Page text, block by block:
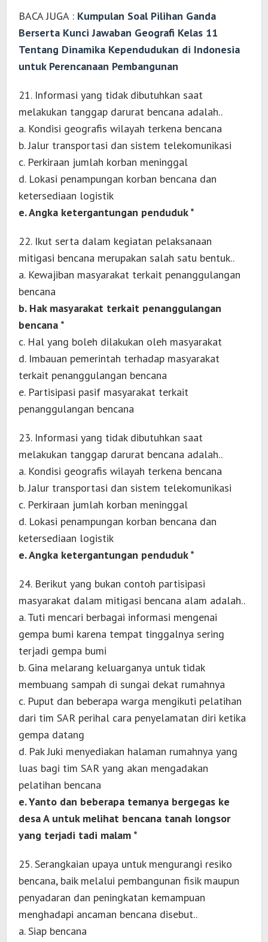
BACA JUGA : Kumpulan Soal Pilihan Ganda
Berserta Kunci Jawaban Geografi Kelas 11
Tentang Dinamika Kependudukan di Indonesia
untuk Perencanaan Pembangunan
21. Informasi yang tidak dibutuhkan saat
melakukan tanggap darurat bencana adalah..
a. Kondisi geografis wilayah terkena bencana
b. Jalur transportasi dan sistem telekomunikasi
c. Perkiraan jumlah korban meninggal
d. Lokasi penampungan korban bencana dan
ketersediaan logistik
e. Angka ketergantungan penduduk *
22. Ikut serta dalam kegiatan pelaksanaan
mitigasi bencana merupakan salah satu bentuk..
a. Kewajiban masyarakat terkait penanggulangan
bencana
b. Hak masyarakat terkait penanggulangan
bencana *
c. Hal yang boleh dilakukan oleh masyarakat
d. Imbauan pemerintah terhadap masyarakat
terkait penanggulangan bencana
e. Partisipasi pasif masyarakat terkait
penanggulangan bencana
23. Informasi yang tidak dibutuhkan saat
melakukan tanggap darurat bencana adalah..
a. Kondisi geografis wilayah terkena bencana
b. Jalur transportasi dan sistem telekomunikasi
c. Perkiraan jumlah korban meninggal
d. Lokasi penampungan korban bencana dan
ketersediaan logistik
e. Angka ketergantungan penduduk *
24. Berikut yang bukan contoh partisipasi
masyarakat dalam mitigasi bencana alam adalah..
a. Tuti mencari berbagai informasi mengenai
gempa bumi karena tempat tinggalnya sering
terjadi gempa bumi
b. Gina melarang keluarganya untuk tidak
membuang sampah di sungai dekat rumahnya
c. Puput dan beberapa warga mengikuti pelatihan
dari tim SAR perihal cara penyelamatan diri ketika
gempa datang
d. Pak Juki menyediakan halaman rumahnya yang
luas bagi tim SAR yang akan mengadakan
pelatihan bencana
e. Yanto dan beberapa temanya bergegas ke
desa A untuk melihat bencana tanah longsor
yang terjadi tadi malam *
25. Serangkaian upaya untuk mengurangi resiko
bencana, baik melalui pembangunan fisik maupun
penyadaran dan peningkatan kemampuan
menghadapi ancaman bencana disebut..
a. Siap bencana